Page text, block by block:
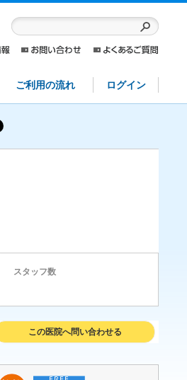
ご利用の流れ ログイン
スタッフ数
この医院へ問い合わせる